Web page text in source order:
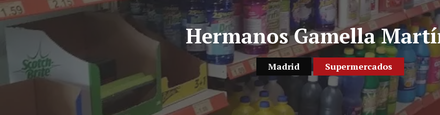
Hermanos Gamella
Madrid Supermercados